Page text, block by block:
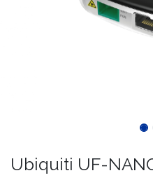
Ubiquiti UF-